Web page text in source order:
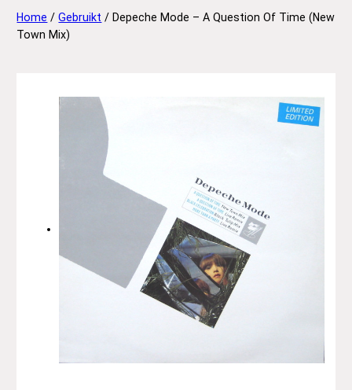
Home /Gebruikt / Depeche Mode ‎– A Question Of Time (New
Town Mix)